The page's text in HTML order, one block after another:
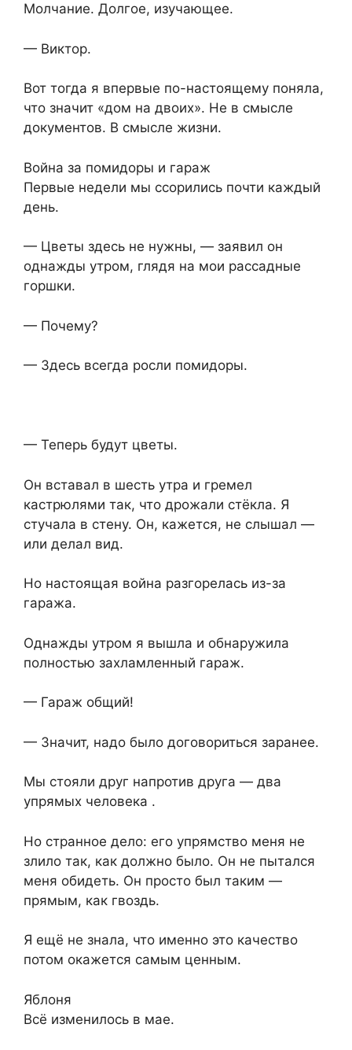
Молчание. Долгое, изучающее.
— Виктор.
Вот тогда я впервые по-настоящему поняла,
что значит «дом на двоих». Не в смысле
документов. В смысле жизни.
Война за помидоры и гараж
Первые недели мы ссорились почти каждый
день.
— Цветы здесь не нужны, — заявил он
однажды утром, глядя на мои рассадные
горшки.
— Почему?
— Здесь всегда росли помидоры.
— Теперь будут цветы.
Он вставал в шесть утра и гремел
кастрюлями так, что дрожали стёкла. Я
стучала в стену. Он, кажется, не слышал —
или делал вид.
Но настоящая война разгорелась из-за
гаража.
Однажды утром я вышла и обнаружила
полностью захламленный гараж.
— Гараж общий!
— Значит, надо было договориться заранее.
Мы стояли друг напротив друга — два
упрямых человека .
Но странное дело: его упрямство меня не
злило так, как должно было. Он не пытался
меня обидеть. Он просто был таким —
прямым, как гвоздь.
Я ещё не знала, что именно это качество
потом окажется самым ценным.
Яблоня
Всё изменилось в мае.